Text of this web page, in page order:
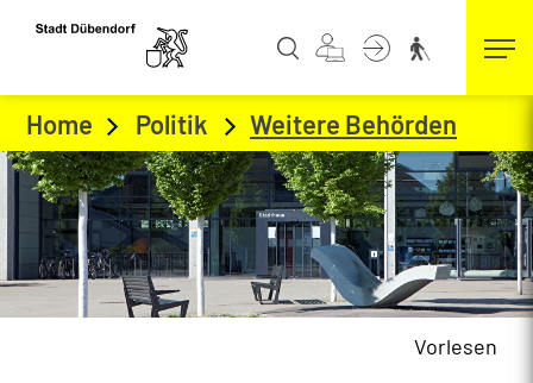
Kopfzeile
Vorlesen
Home Politik Weitere Behörden